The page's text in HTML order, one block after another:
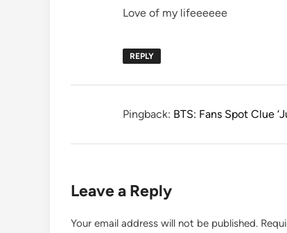
Love of my lifeeeeee
REPLY
Pingback: BTS: Fans Spot Clue
Leave a Reply
Your email address will not be published.